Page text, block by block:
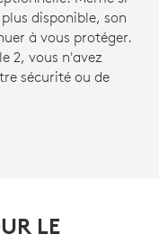
disponible, son
à vous protéger.
2, vous n'avez
sécurité ou de
LE